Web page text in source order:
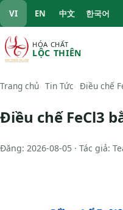
VI EN 中文 한국어
HÓA CHẤT
LỘC THIÊN
Trang chủ Tin Tức Điều chế
Điều chế FeCl3
Đăng: 2026-08-05 · Tác giả: